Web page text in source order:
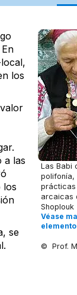
Las Babi
polifonía,
prácticas
arcaicas
Shoplouk
Véase
elemento
© Prof.
los
a las
los
se